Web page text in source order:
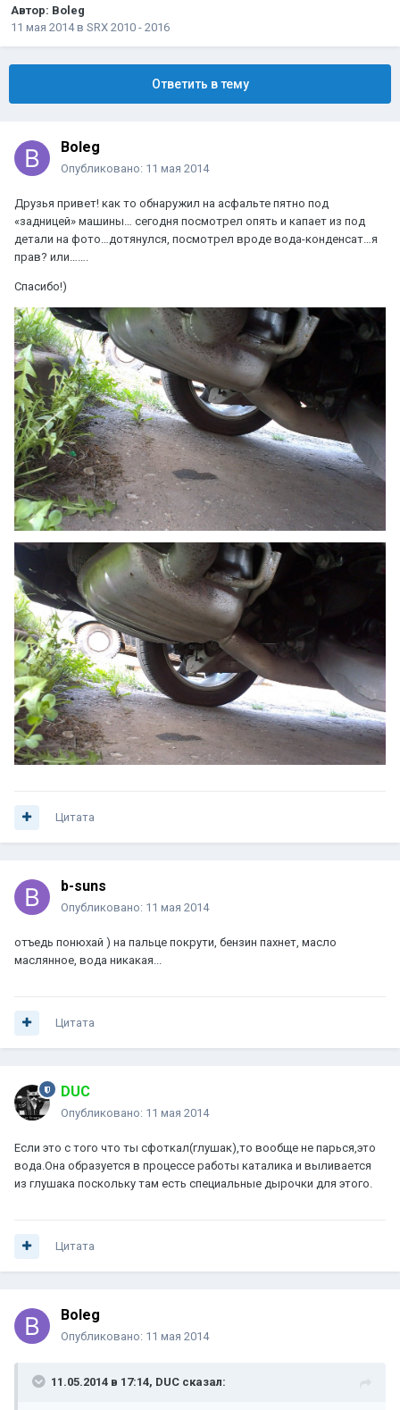
Автор: Boleg
11 мая 2014в SRX 2010 - 2016
Ответить в тему
Boleg
Опубликовано: 11 мая 2014
Друзья привет! как то обнаружил на асфальте пятно под
«задницей» машины… сегодня посмотрел опять и капает из под
детали на фото…дотянулся, посмотрел вроде вода-конденсат…я
прав? или…….
Спасибо!)
Цитата
b-suns
Опубликовано: 11 мая 2014
отъедь понюхай ) на пальце покрути, бензин пахнет, масло
маслянное, вода никакая...
Цитата
DUC
Опубликовано: 11 мая 2014
Если это с того что ты сфоткал(глушак),то вообще не парься,это
вода.Она образуется в процессе работы каталика и выливается
из глушака поскольку там есть специальные дырочки для этого.
Цитата
Boleg
Опубликовано: 11 мая 2014
11.05.2014 в 17:14, DUC сказал: